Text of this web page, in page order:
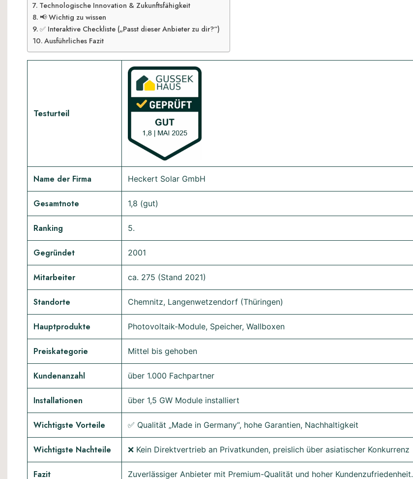
Technologische Innovation & Zukunftsfähigkeit
📢 Wichtig zu wissen
✅ Interaktive Checkliste („Passt dieser Anbieter zu dir?“)
Ausführliches Fazit
Testurteil
Name der Firma Heckert Solar GmbH
Gesamtnote 1,8 (gut)
Ranking 5.
Gegründet 2001
Mitarbeiter ca. 275 (Stand 2021)
Standorte Chemnitz, Langenwetzendorf (Thüringen)
Hauptprodukte Photovoltaik-Module, Speicher, Wallboxen
Preiskategorie Mittel bis gehoben
Kundenanzahl über 1.000 Fachpartner
Installationen über 1,5 GW Module installiert
Wichtigste Vorteile ✅ Qualität „Made in Germany“, hohe Garantien, Nachhaltigkeit
Wichtigste Nachteile ❌ Kein Direktvertrieb an Privatkunden, preislich über asiatischer Konkurrenz
Fazit Zuverlässiger Anbieter mit Premium-Qualität und hoher Kundenzufriedenheit.